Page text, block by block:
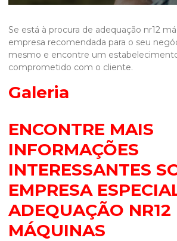
Se está à procura de adequação nr12
empresa recomendada para o seu
mesmo e encontre um
comprometido com o cliente.
Galeria
ENCONTRE MAIS
INFORMAÇÕES
INTERESSANTES
EMPRESA
ADEQUAÇÃO NR12
MÁQUINAS